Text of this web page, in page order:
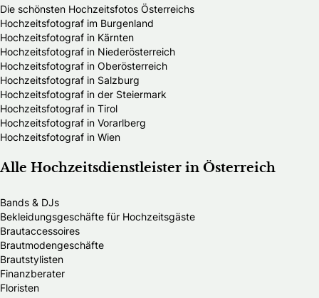
Die schönsten Hochzeitsfotos Österreichs
Hochzeitsfotograf im Burgenland
Hochzeitsfotograf in Kärnten
Hochzeitsfotograf in Niederösterreich
Hochzeitsfotograf in Oberösterreich
Hochzeitsfotograf in Salzburg
Hochzeitsfotograf in der Steiermark
Hochzeitsfotograf in Tirol
Hochzeitsfotograf in Vorarlberg
Hochzeitsfotograf in Wien
Alle Hochzeitsdienstleister in Österreich
Bands & DJs
Bekleidungsgeschäfte für Hochzeitsgäste
Brautaccessoires
Brautmodengeschäfte
Brautstylisten
Finanzberater
Floristen